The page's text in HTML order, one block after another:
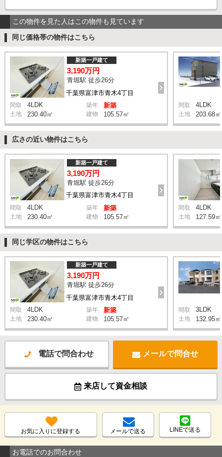
この物件を見た人はこの物件も見ています
同じ価格帯の物件はこちら
千葉県富津市青木4丁目
新築一戸建て
3,190万円
青堀駅 徒歩26分
間取 4LDK 築年 新築
土地 230.40㎡ 建物 105.57㎡
間取 4LDK
土地 203.68㎡
広さの近い物件はこちら
千葉県富津市青木4丁目
新築一戸建て
3,190万円
青堀駅 徒歩26分
間取 4LDK 築年 新築
土地 230.40㎡ 建物 105.57㎡
間取 4LDK
土地 127.59㎡
同じ学区の物件はこちら
千葉県富津市青木4丁目
新築一戸建て
3,190万円
青堀駅 徒歩26分
間取 4LDK 築年 新築
土地 230.40㎡ 建物 105.57㎡
間取 3LDK
土地 132.95㎡
電話で問合わせ メールで問合せ
来店して資金相談
お気に入りに登録する メールで送る LINEで送る
お電話でのお問合わせ